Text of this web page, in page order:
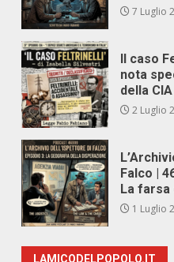
7 Luglio
Il caso
nota
della CIA
2 Luglio
Falco |
La farsa
1 Luglio
LAMICODELPOPOLO.IT